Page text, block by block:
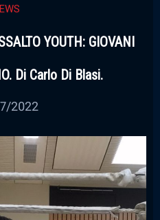
YOUTH: GIOVANI
Di Carlo Di Blasi.
2022